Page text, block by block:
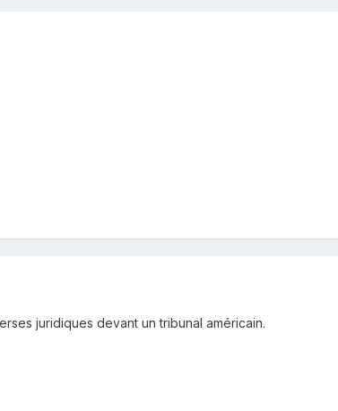
juridiques devant un tribunal américain.